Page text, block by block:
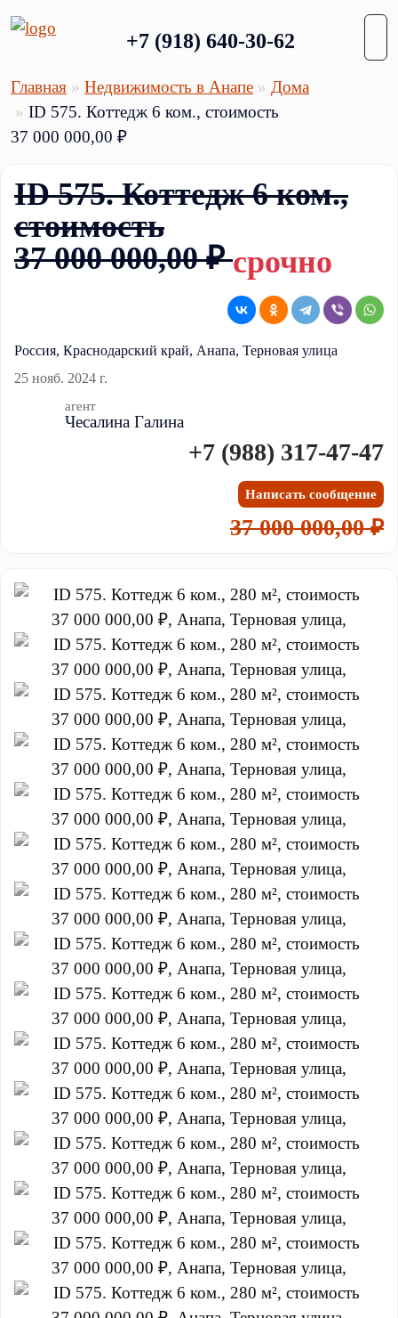
+7 (918) 640-30-62
Главная Недвижимость в Анапе
Дома
ID 575. Коттедж 6 ком., стоимость
37 000 000,00 ₽
ID 575. Коттедж 6 ком.,
стоимость
37 000 000,00 ₽срочно
Россия, Краснодарский край, Анапа, Терновая улица
25 нояб. 2024 г.
агент
Чесалина Галина
+7 (988) 317-47-47
Написать сообщение
37 000 000,00 ₽